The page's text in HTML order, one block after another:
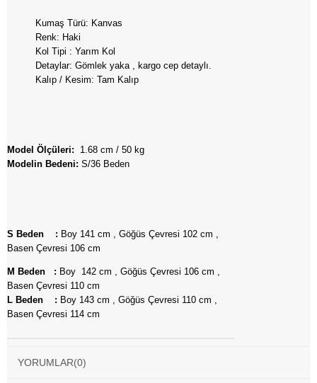
Kumaş Türü: Kanvas
Renk: Haki
Kol Tipi : Yarım Kol
Detaylar: Gömlek yaka , kargo cep detaylı.
Kalıp / Kesim: Tam Kalıp
Model Ölçüleri:
1.68 cm / 50 kg
Modelin Bedeni: S/36 Beden
S Beden : Boy 141 cm , Göğüs Çevresi 102 cm ,
Basen Çevresi 106 cm
M Beden : Boy 142 cm , Göğüs Çevresi 106 cm ,
Basen Çevresi 110 cm
L Beden : Boy 143 cm , Göğüs Çevresi 110 cm ,
Basen Çevresi 114 cm
YORUMLAR(0)